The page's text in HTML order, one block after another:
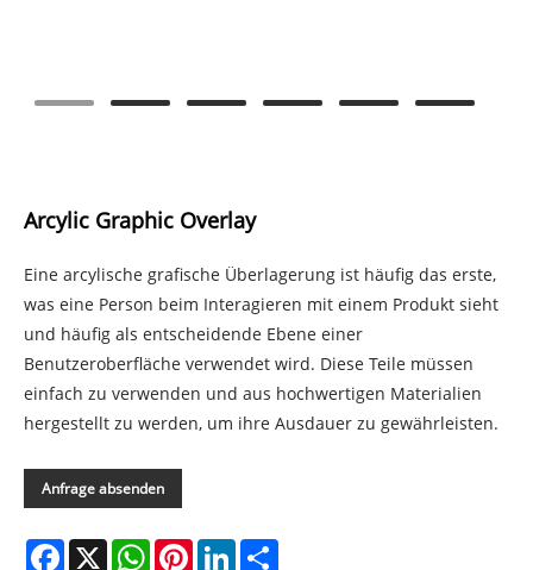
Arcylic Graphic Overlay
Eine arcylische grafische Überlagerung ist häufig das erste,
was eine Person beim Interagieren mit einem Produkt sieht
und häufig als entscheidende Ebene einer
Benutzeroberfläche verwendet wird. Diese Teile müssen
einfach zu verwenden und aus hochwertigen Materialien
hergestellt zu werden, um ihre Ausdauer zu gewährleisten.
Anfrage absenden
Facebook
X WhatsAppPinterestLinkedIn